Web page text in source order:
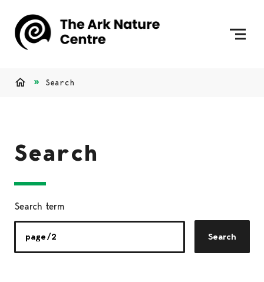
Search
Search
Search term
Search